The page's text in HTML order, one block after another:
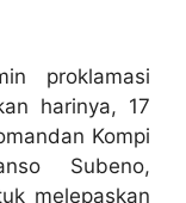
proklamasi
harinya, 17
Kompi
Subeno,
melepaskan